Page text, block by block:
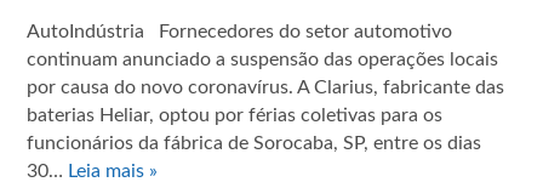
AutoIndústria Fornecedores do setor automotivo
continuam anunciado a suspensão das operações locais
por causa do novo coronavírus. A Clarius, fabricante das
baterias Heliar, optou por férias coletivas para os
funcionários da fábrica de Sorocaba, SP, entre os dias
30… Leia mais »